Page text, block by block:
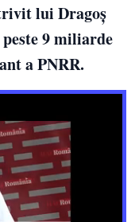
lui Dragoș
9 miliarde
a PNRR.